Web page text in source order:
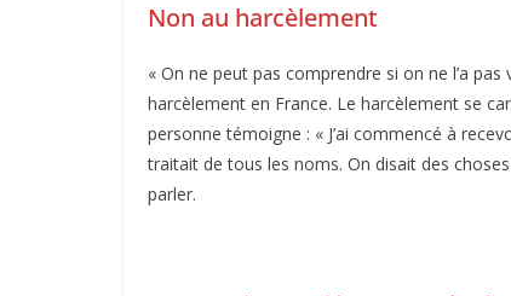
Non au harcèlement
« On ne peut pas comprendre si on ne l’a
harcèlement en France. Le harcèlement se
personne témoigne : « J’ai commencé à
traitait de tous les noms. On disait des
parler.